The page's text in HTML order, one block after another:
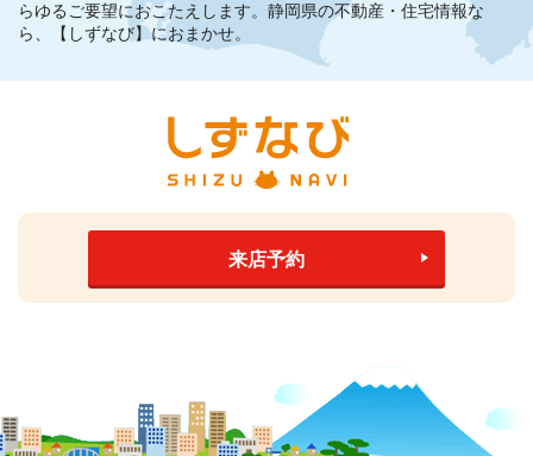
らゆるご要望におこたえします。 静岡県の不動産・住宅情報な
ら、【しずなび】におまかせ。
来店予約